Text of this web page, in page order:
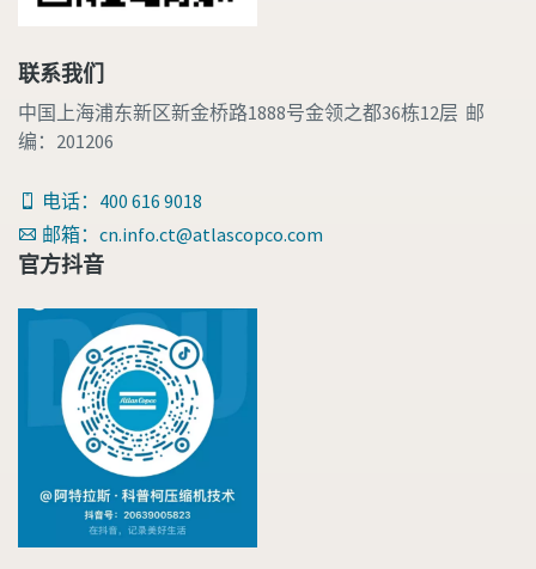
联系我们
中国上海浦东新区新金桥路1888号金领之都36栋12层 邮
编：201206
电话：400 616 9018
邮箱：cn.info.ct@atlascopco.com
官方抖音